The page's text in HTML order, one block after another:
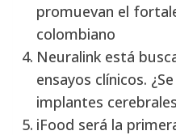
promuevan el
colombiano
Neuralink está
ensayos clínicos.
implantes
iFood será la